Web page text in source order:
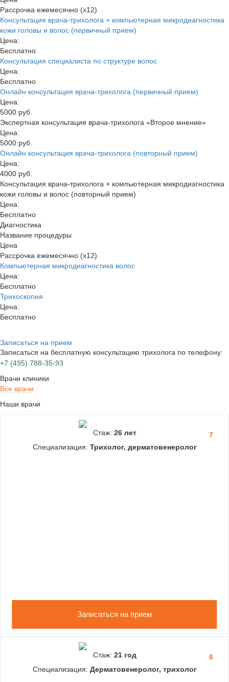
Рассрочка ежемесячно (x12)
Консультация врача-трихолога + компьютерная микродиагностика
кожи головы и волос (первичный прием)
Цена:
Бесплатно
Консультация специалиста по структуре волос
Цена:
Бесплатно
Онлайн консультация врача-трихолога (первичный прием)
Цена:
5000 руб.
Экспертная консультация врача-трихолога «Второе мнение»
Цена:
5000 руб.
Онлайн консультация врача-трихолога (повторный прием)
Цена:
4000 руб.
Консультация врача-трихолога + компьютерная микродиагностика
кожи головы и волос (повторный прием)
Цена:
Бесплатно
Диагностика
Название процедуры
Цена
Рассрочка ежемесячно (x12)
Компьютерная микродиагностика волос
Цена:
Бесплатно
Трихоскопия
Цена:
Бесплатно
Записаться на прием
Записаться на бесплатную консультацию трихолога по телефону:
+7 (495) 788-35-93
Врачи клиники
Все врачи
Наши врачи
7
Стаж: 26 лет
Специализация: Трихолог, дерматовенеролог
Записаться на прием
6
Стаж: 21 год
Специализация: Дерматовенеролог, трихолог